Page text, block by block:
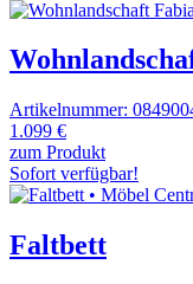
Artikelnummer:
1.099 €
zum Produkt
Sofort verfügbar!
Faltbett